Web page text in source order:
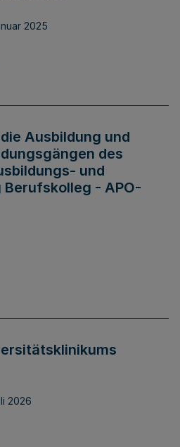
2025
Ausbildung und
des
und
- APO-
2026